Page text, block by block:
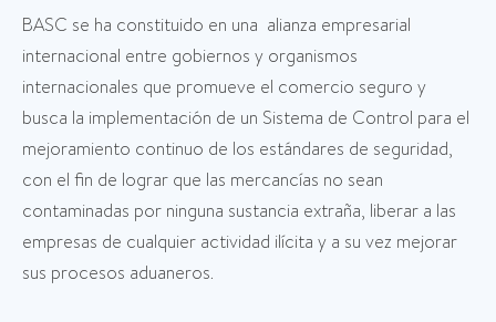
BASC se ha constituido en una alianza empresarial
internacional entre gobiernos y organismos
internacionales que promueve el comercio seguro y
busca la implementación de un Sistema de Control para el
mejoramiento continuo de los estándares de seguridad,
con el fin de lograr que las mercancías no sean
contaminadas por ninguna sustancia extraña, liberar a las
empresas de cualquier actividad ilícita y a su vez mejorar
sus procesos aduaneros.